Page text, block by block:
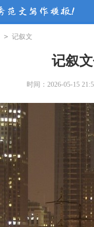
> 记叙文
记叙
时间：2026-05-15